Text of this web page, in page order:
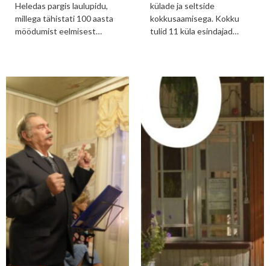
Heledas pargis laulupidu,
millega tähistati 100 aasta
möödumist eelmisest…
külade ja seltside
kokkusaamisega. Kokku
tulid 11 küla esindajad…